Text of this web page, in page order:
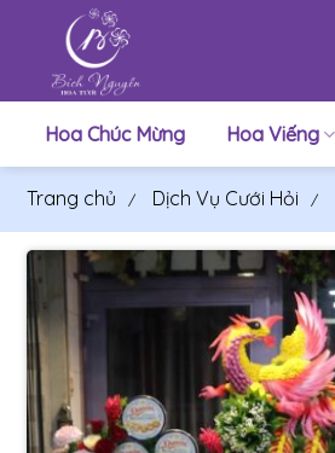
dung
Hoa Chúc Mừng Hoa Viếng
Trang chủ Dịch Vụ Cưới Hỏi